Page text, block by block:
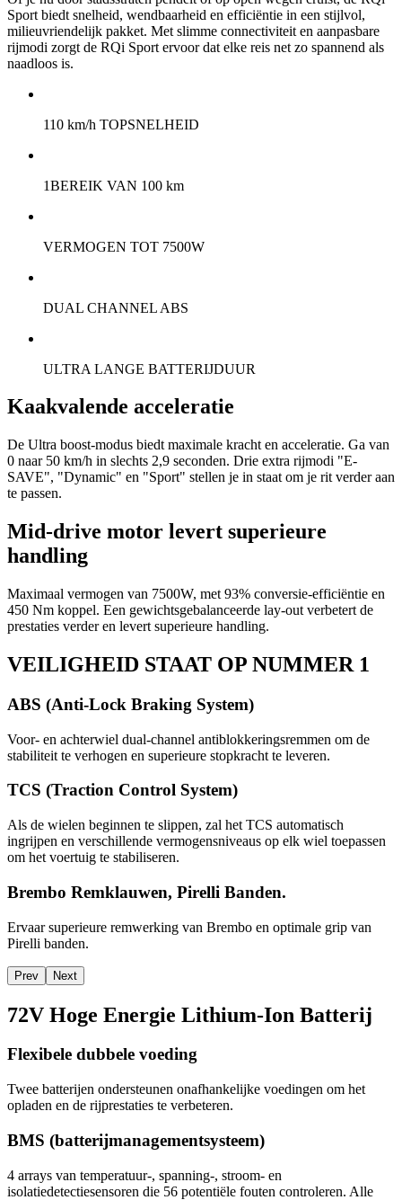
Sport biedt snelheid, wendbaarheid en efficiëntie in een stijlvol,
milieuvriendelijk pakket. Met slimme connectiviteit en aanpasbare
rijmodi zorgt de RQi Sport ervoor dat elke reis net zo spannend als
naadloos is.
110 km/h TOPSNELHEID
1BEREIK VAN 100 km
VERMOGEN TOT 7500W
DUAL CHANNEL ABS
ULTRA LANGE BATTERIJDUUR
Kaakvalende acceleratie
De Ultra boost-modus biedt maximale kracht en acceleratie. Ga van
0 naar 50 km/h in slechts 2,9 seconden. Drie extra rijmodi "E-
SAVE", "Dynamic" en "Sport" stellen je in staat om je rit verder aan
te passen.
Mid-drive motor levert superieure
handling
Maximaal vermogen van 7500W, met 93% conversie-efficiëntie en
450 Nm koppel. Een gewichtsgebalanceerde lay-out verbetert de
prestaties verder en levert superieure handling.
VEILIGHEID STAAT OP NUMMER 1
ABS (Anti-Lock Braking System)
Voor- en achterwiel dual-channel antiblokkeringsremmen om de
stabiliteit te verhogen en superieure stopkracht te leveren.
TCS (Traction Control System)
Als de wielen beginnen te slippen, zal het TCS automatisch
ingrijpen en verschillende vermogensniveaus op elk wiel toepassen
om het voertuig te stabiliseren.
Brembo Remklauwen, Pirelli Banden.
Ervaar superieure remwerking van Brembo en optimale grip van
Pirelli banden.
Prev Next
72V Hoge Energie Lithium-Ion Batterij
Flexibele dubbele voeding
Twee batterijen ondersteunen onafhankelijke voedingen om het
opladen en de rijprestaties te verbeteren.
BMS (batterijmanagementsysteem)
4 arrays van temperatuur-, spanning-, stroom- en
isolatiedetectiesensoren die 56 potentiële fouten controleren. Alle